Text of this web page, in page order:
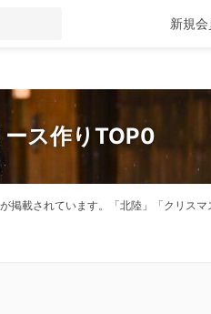
新規
ス作りTOP0
載されています。「北陸」「クリス